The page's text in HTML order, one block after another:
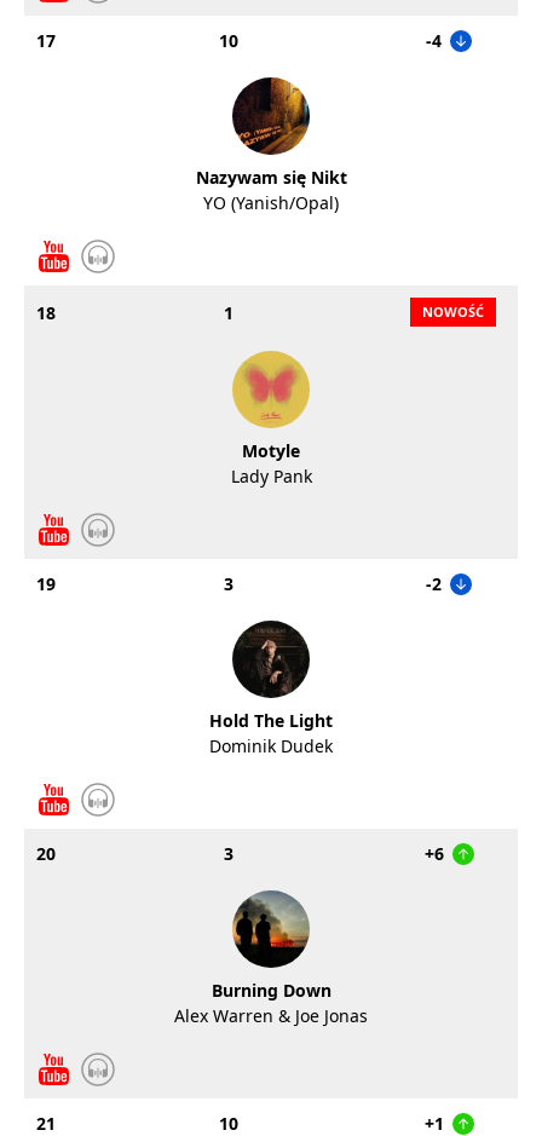
17 10 -4
Nazywam się Nikt
YO (Yanish/Opal)
18 1
Motyle
Lady Pank
19 3 -2
Hold The Light
Dominik Dudek
20 3 +6
Burning Down
Alex Warren & Joe Jonas
21 10 +1